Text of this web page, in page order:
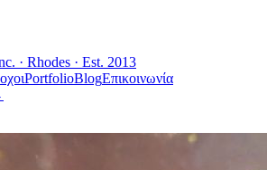
· Rhodes · Est. 2013
PortfolioBlogΕπικοινωνία